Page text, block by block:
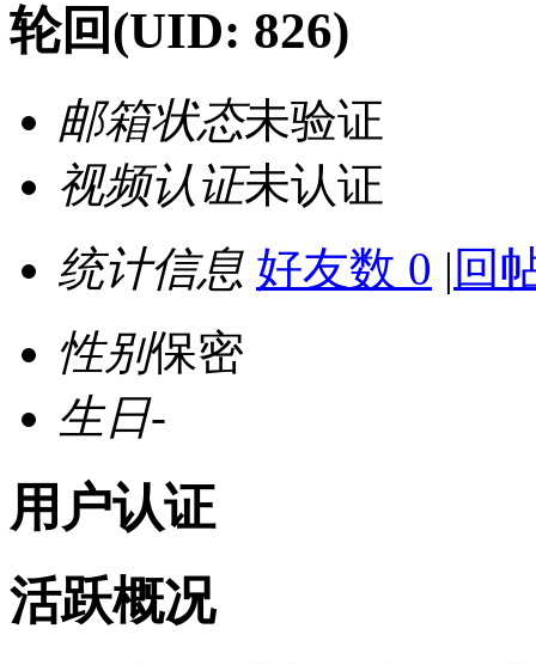
轮回(UID: 826)
邮箱状态未验证
视频认证未认证
统计信息 好友数 0 | 回
性别保密
生日-
用户认证
活跃概况